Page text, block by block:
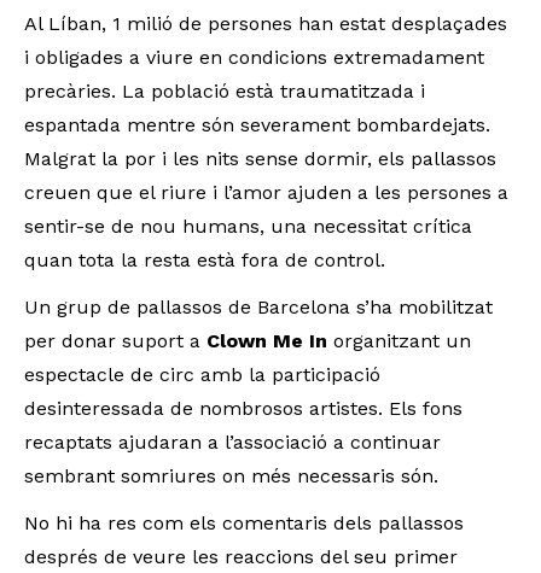
Al Líban, 1 milió de persones han estat desplaçades
i obligades a viure en condicions extremadament
precàries. La població està traumatitzada i
espantada mentre són severament bombardejats.
Malgrat la por i les nits sense dormir, els pallassos
creuen que el riure i l’amor ajuden a les persones a
sentir-se de nou humans, una necessitat crítica
quan tota la resta està fora de control.
Un grup de pallassos de Barcelona s’ha mobilitzat
per donar suport a Clown Me In organitzant un
espectacle de circ amb la participació
desinteressada de nombrosos artistes. Els fons
recaptats ajudaran a l’associació a continuar
sembrant somriures on més necessaris són.
No hi ha res com els comentaris dels pallassos
després de veure les reaccions del seu primer